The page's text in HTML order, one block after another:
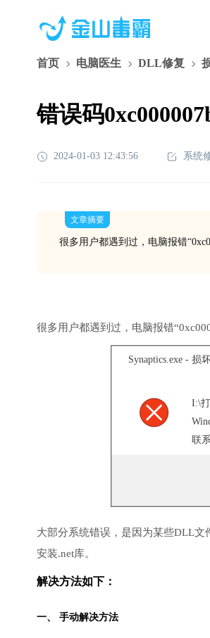
首页 电脑医生 DLL修复
错误码
2024-01-03 12:43:56 系统
文章摘要
很多用户都遇到过，电脑报错
很多用户都遇到过，电脑报错
Synaptics.exe - 损
I:\
联
大部分系统错误，是因为某些DLL
安装.net库。
解决方法如下：
一、 手动解决方法